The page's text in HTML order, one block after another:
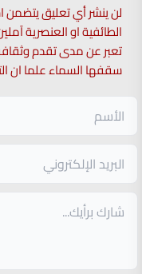
لن ينشر أي تعليق يتضمن
الطائفية او العنصرية
تعبر عن مدى تقدم وثقافة
سقفها السماء علما ان